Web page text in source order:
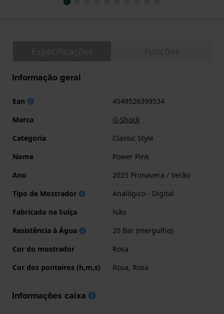
Informação geral
Ean
4549526399534
Marca
G-Shock
Categoria
Classic Style
Nome
Power Pink
Ano
2025 Primavera / Verão
Tipo de Mostrador
Analógico - Digital
Fabricado na Suíça
Não
Resistência à Água
20 Bar (mergulho)
Cor do mostrador
Rosa
Cor dos ponteiros (h,m,s)
Rosa, Rosa
Informações caixa